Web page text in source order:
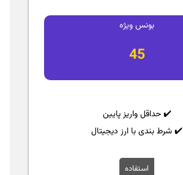
بونس ویژه
45
✔️ حداقل واریز پایین
✔️ شرط‌ بندی با ارز دیجیتال
استفاده